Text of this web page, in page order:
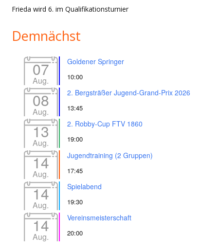
Frieda wird 6. im Qualifikationsturnier
Demnächst
07
Aug.
Goldener Springer
10:00
08
Aug.
2. Bergsträßer Jugend-Grand-Prix 2026
13:45
13
Aug.
2. Robby-Cup FTV 1860
19:00
14
Aug.
Jugendtraining (2 Gruppen)
17:45
14
Aug.
Spielabend
19:30
14
Aug.
Vereinsmeisterschaft
20:00